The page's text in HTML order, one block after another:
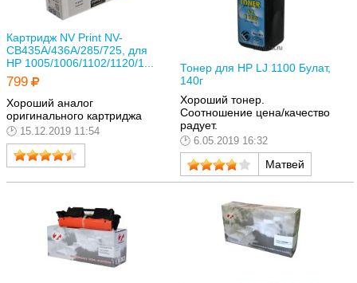
Картридж NV Print NV-
CB435A/436A/285/725, для
HP 1005/1006/1102/1120/1...
799
Хороший аналог
оригинального картриджа
15.12.2019 11:54
Тонер для HP LJ 1100 Булат,
140г
Хороший тонер.
Соотношение цена/качество
радует.
6.05.2019 16:32
Матвей